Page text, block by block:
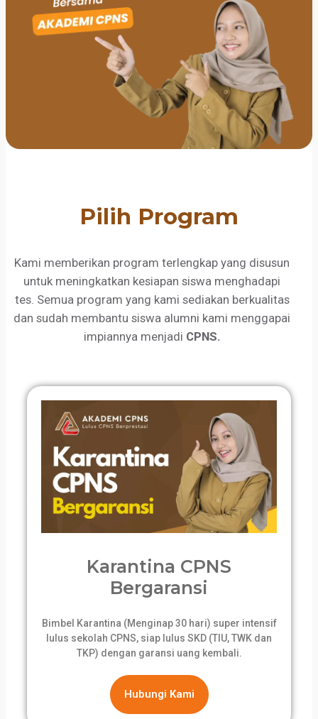
Pilih Program
Kami memberikan program terlengkap yang disusun
untuk meningkatkan kesiapan siswa menghadapi
tes. Semua program yang kami sediakan berkualitas
dan sudah membantu siswa alumni kami menggapai
impiannya menjadi CPNS.
Karantina CPNS
Bergaransi
Bimbel Karantina (Menginap 30 hari) super intensif
lulus sekolah CPNS, siap lulus SKD (TIU, TWK dan
TKP) dengan garansi uang kembali.
Hubungi Kami